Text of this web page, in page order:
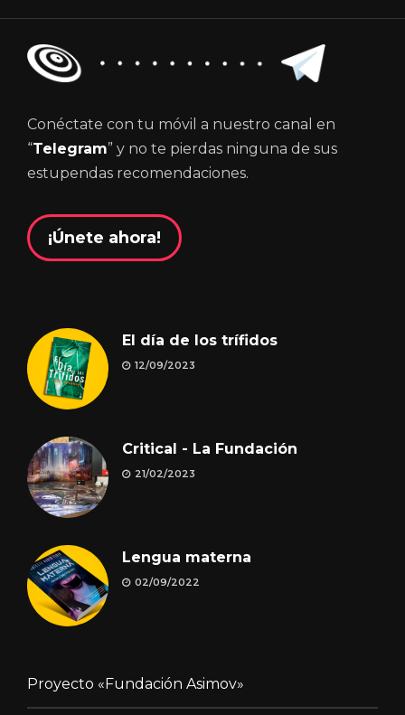
Conéctate con tu móvil a nuestro canal en
“Telegram” y no te pierdas ninguna de sus
estupendas recomendaciones.
¡Únete ahora!
El día de los trífidos
12/09/2023
Critical - La Fundación
21/02/2023
Lengua materna
02/09/2022
Proyecto «Fundación Asimov»